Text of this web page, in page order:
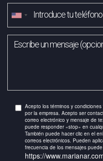
Acepto los términos y
por la empresa. Acepto ser
correo electrónico y mensaje de
puede responder «stop» en
También puede hacer clic en el
correos electrónicos. Pueden
frecuencia de los mensajes puede
https://